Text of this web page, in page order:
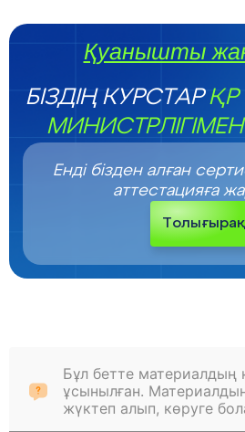
Қуанышты
БІЗДІҢ КУРСТАРҚР
МИНИСТРЛІГІМЕН
Енді бізден алған
аттестацияға
Толығырақ
Бұл бетте материалдың
ұсынылған.
жүктеп алып, көруге